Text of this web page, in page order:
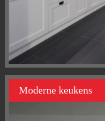
Moderne keukens